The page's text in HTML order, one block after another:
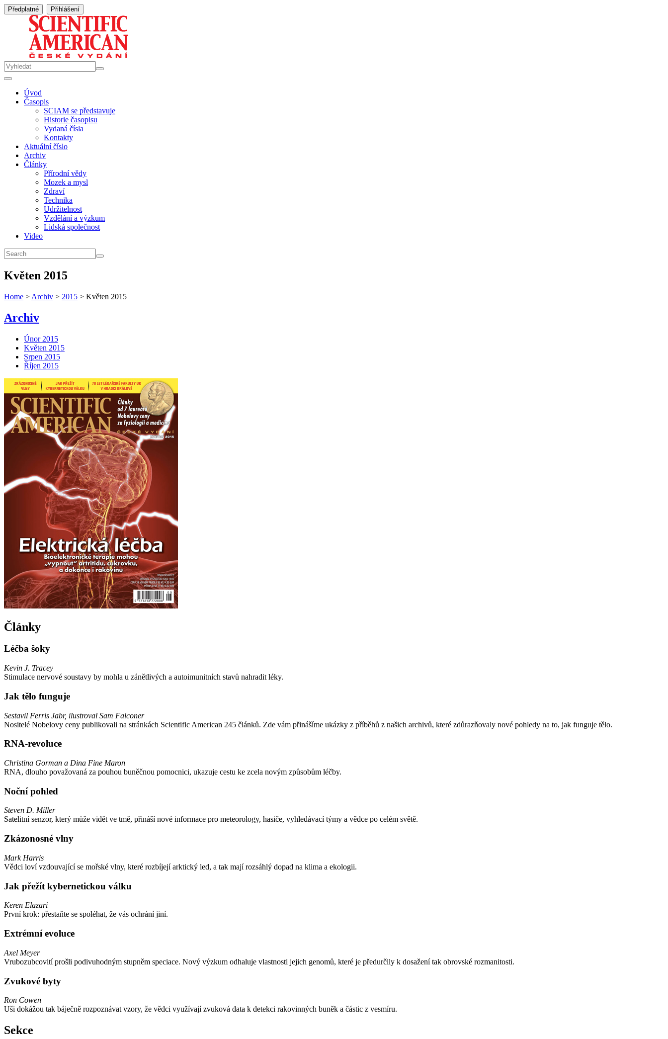
Předplatné Přihlášení
Úvod
Časopis
SCIAM se představuje
Historie časopisu
Vydaná čísla
Kontakty
Aktuální číslo
Archiv
Články
Přírodní vědy
Mozek a mysl
Zdraví
Technika
Udržitelnost
Vzdělání a výzkum
Lidská společnost
Video
Květen 2015
Home > Archiv > 2015 > Květen 2015
Archiv
Únor 2015
Květen 2015
Srpen 2015
Říjen 2015
Články
Léčba šoky
Kevin J. Tracey
Stimulace nervové soustavy by mohla u zánětlivých a autoimunitních stavů nahradit léky.
Jak tělo funguje
Sestavil Ferris Jabr, ilustroval Sam Falconer
Nositelé Nobelovy ceny publikovali na stránkách Scientific American 245 článků. Zde vám přinášíme ukázky z příběhů z našich archivů, které zdůrazňovaly nové pohledy na to, jak funguje tělo.
RNA-revoluce
Christina Gorman a Dina Fine Maron
RNA, dlouho považovaná za pouhou buněčnou pomocnici, ukazuje cestu ke zcela novým způsobům léčby.
Noční pohled
Steven D. Miller
Satelitní senzor, který může vidět ve tmě, přináší nové informace pro meteorology, hasiče, vyhledávací týmy a vědce po celém světě.
Zkázonosné vlny
Mark Harris
Vědci loví vzdouvající se mořské vlny, které rozbíjejí arktický led, a tak mají rozsáhlý dopad na klima a ekologii.
Jak přežít kybernetickou válku
Keren Elazari
První krok: přestaňte se spoléhat, že vás ochrání jiní.
Extrémní evoluce
Axel Meyer
Vrubozubcovití prošli podivuhodným stupněm speciace. Nový výzkum odhaluje vlastnosti jejich genomů, které je předurčily k dosažení tak obrovské rozmanitosti.
Zvukové byty
Ron Cowen
Uši dokážou tak báječně rozpoznávat vzory, že vědci využívají zvuková data k detekci rakovinných buněk a částic z vesmíru.
Sekce